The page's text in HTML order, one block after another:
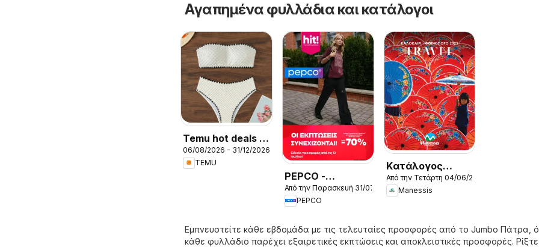
Αγαπημένα φυλλάδια και κατάλογοι
Temu hot deals –
Greece
06/08/2026 - 31/12/2026
TEMU
PEPCO -
Προσφορές
Από την Παρασκευή 31/07/2026
PEPCO
Kατάλογος
Καλοκαιρι -
Φθινοπωρο 2025
Από την Τετάρτη 04/06/2025
Manessis
Εμπνευστείτε κάθε εβδομάδα με τις τελευταίες προσφορές από το Jumbo Πάτρα,
κάθε φυλλάδιο παρέχει εξαιρετικές εκπτώσεις και αποκλειστικές προσφορές. Ρίξτε